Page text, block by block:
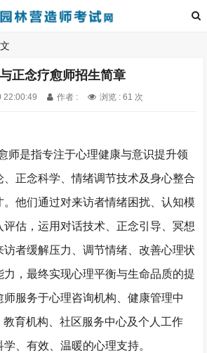
正念疗愈师招生简章
22:00:49 作者 : 浏览 : 61 次
师是指专注于心理健康与意识提升领
正念科学、情绪调节技术及身心整合
他们通过对来访者情绪困扰、认知模
估，运用对话技术、正念引导、冥想
者缓解压力、调节情绪、改善心理状
力，最终实现心理平衡与生命品质的提
服务于心理咨询机构、健康管理中
教育机构、社区服务中心及个人工作
、有效、温暖的心理支持。